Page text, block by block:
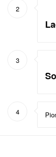
2
3
4